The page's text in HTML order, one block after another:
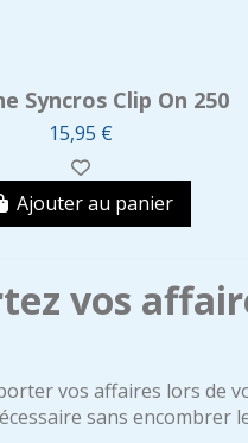
Syncros Clip On 250
15,95 €
Ajouter au panier
vos
vos affaires lors de
sans encombrer